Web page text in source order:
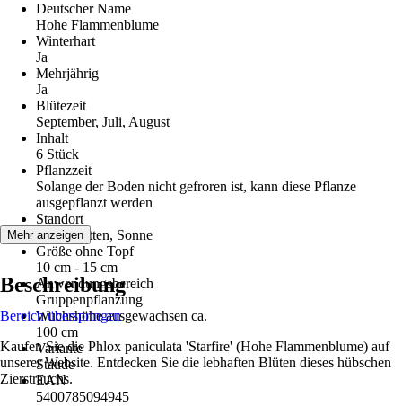
Deutscher Name
Hohe Flammenblume
Winterhart
Ja
Mehrjährig
Ja
Blütezeit
September, Juli, August
Inhalt
6 Stück
Pflanzzeit
Solange der Boden nicht gefroren ist, kann diese Pflanze
ausgepflanzt werden
Standort
Halbschatten, Sonne
Größe ohne Topf
10 cm - 15 cm
Anwendungsbereich
Gruppenpflanzung
Wuchshöhe ausgewachsen ca.
100 cm
Variante
Staude
EAN
5400785094945
Mehr anzeigen
Beschreibung
Bereich überspringen
Kaufen Sie die Phlox paniculata 'Starfire' (Hohe Flammenblume) auf
unserer Website. Entdecken Sie die lebhaften Blüten dieses hübschen
Zierstrauchs.